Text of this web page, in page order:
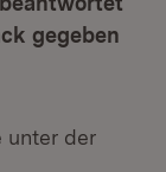
gegeben
unter der